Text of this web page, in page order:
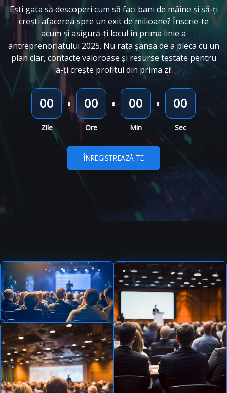
Ești gata să descoperi cum să faci bani de mâine și să-ți
crești afacerea spre un exit de milioane? Înscrie-te
acum și asigură-ți locul în prima linie a
antreprenoriatului 2025. Nu rata șansa de a pleca cu un
plan clar, contacte valoroase și resurse testate pentru
a-ți crește profitul din prima zi!
00
Zile
00
Ore
00
Min
00
Sec
ÎNREGISTREAZĂ-TE